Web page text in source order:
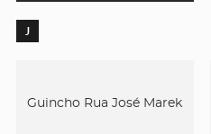
J
Guincho Rua José Marek